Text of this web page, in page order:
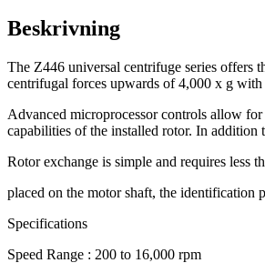
0.00kr
Refrigerated
Centrifuge,
för
0.00kr
Beskrivning
The Z446 universal centrifuge series offers
centrifugal forces upwards of 4,000 x g
Advanced microprocessor controls allow
capabilities of the installed rotor. In addition
Rotor exchange is simple and requires less
placed on the motor shaft, the identification
Specifications
Speed Range : 200 to 16,000 rpm